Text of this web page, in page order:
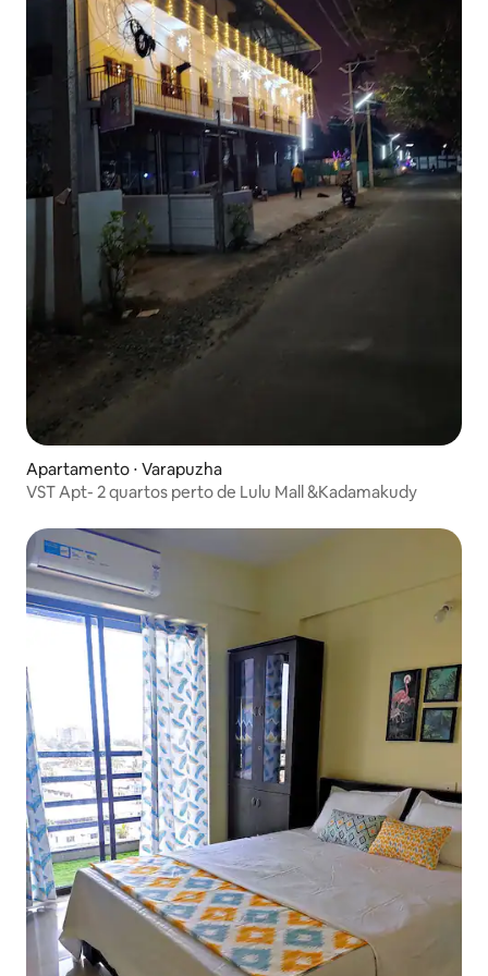
Apartamento ⋅ Varapuzha
VST Apt- 2 quartos perto de Lulu Mall &Kadamakudy